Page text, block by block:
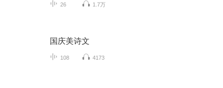
26 1.7万
国庆美诗文
108 4173